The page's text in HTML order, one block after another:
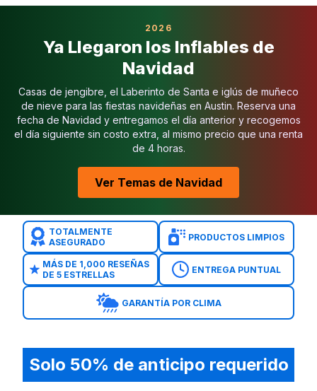
2026
Ya Llegaron los Inflables de
Navidad
Casas de jengibre, el Laberinto de Santa e iglús de muñeco
de nieve para las fiestas navideñas en Austin. Reserva una
fecha de Navidad y entregamos el día anterior y recogemos
el día siguiente sin costo extra, al mismo precio que una renta
de 4 horas.
Ver Temas de Navidad
TOTALMENTE
ASEGURADO
PRODUCTOS LIMPIOS
MÁS DE 1,000 RESEÑAS
DE 5 ESTRELLAS
ENTREGA PUNTUAL
GARANTÍA POR CLIMA
Solo 50% de anticipo requerido